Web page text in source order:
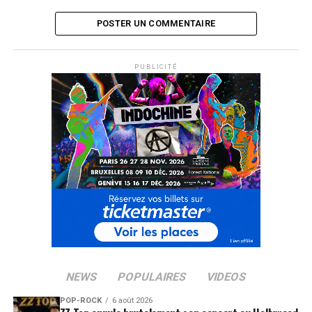
POSTER UN COMMENTAIRE
PUBLICITÉ
NEWS POPULAIRES VIDEOS
POP-ROCK 6 août 2026